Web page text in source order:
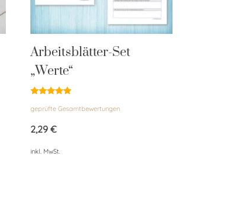
Arbeitsblätter-Set
„Werte“
mit
von 5
geprüfte Gesamtbewertungen
2,29 €
inkl. MwSt.